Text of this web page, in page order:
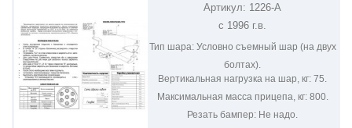
ФАРКОП НА ВАЗ-
2110,2111,2112,2170,2171,2172 1226-A
Артикул: 1226-A
с 1996 г.в.
Тип шара:Условно съемный шар (на двух
болтах).
Вертикальная нагрузка на шар, кг: 75.
Максимальная масса прицепа, кг:800.
Резать бампер: Не надо.